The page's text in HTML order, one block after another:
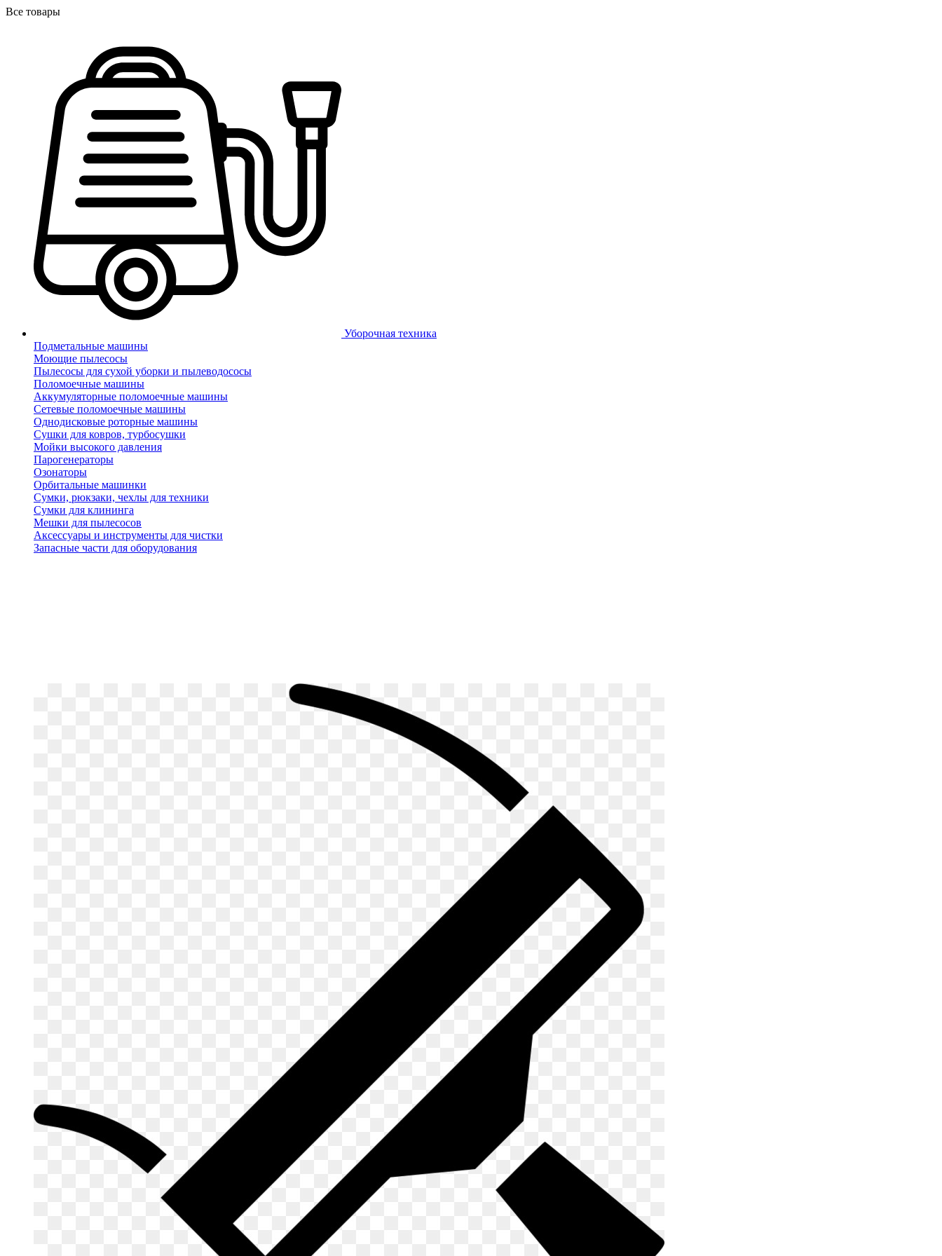
Все товары
Уборочная техника
Подметальные машины
Моющие пылесосы
Пылесосы для сухой уборки и пылеводососы
Поломоечные машины
Аккумуляторные поломоечные машины
Сетевые поломоечные машины
Однодисковые роторные машины
Сушки для ковров, турбосушки
Мойки высокого давления
Парогенераторы
Озонаторы
Орбитальные машинки
Сумки, рюкзаки, чехлы для техники
Сумки для клининга
Мешки для пылесосов
Аксессуары и инструменты для чистки
Запасные части для оборудования